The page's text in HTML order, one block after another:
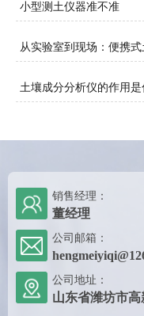
小型测土仪器准不准
土壤成分分析仪的作用是
销售经理：
董经理
公司邮箱：
公司地址：
山东省潍坊市